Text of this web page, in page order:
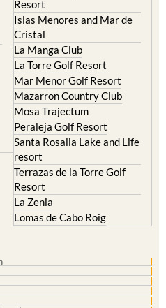
Resort
Islas Menores and Mar de
Cristal
La Manga Club
La Torre Golf Resort
Mar Menor Golf Resort
Mazarron Country Club
Mosa Trajectum
Peraleja Golf Resort
Santa Rosalia Lake and Life
resort
Terrazas de la Torre Golf
Resort
La Zenia
Lomas de Cabo Roig